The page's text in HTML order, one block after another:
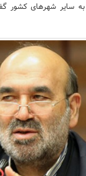
سایر شهرهای کشور